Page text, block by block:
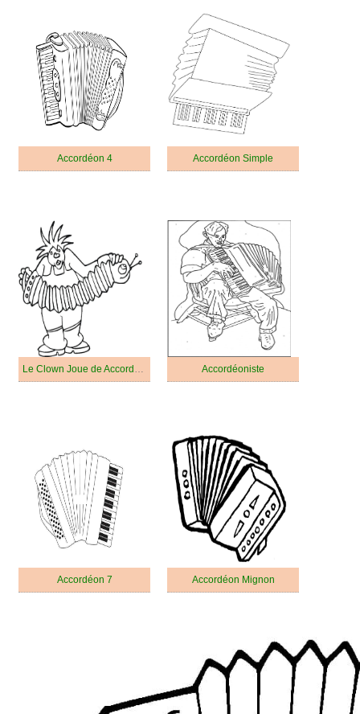
Accordéon 4 Accordéon Simple
Le Clown Joue de Accordéon Accordéoniste
Accordéon 7 Accordéon Mignon